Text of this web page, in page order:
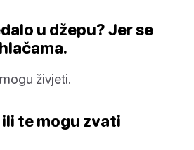
u džepu? Jer se
živjeti.
ili te mogu zvati